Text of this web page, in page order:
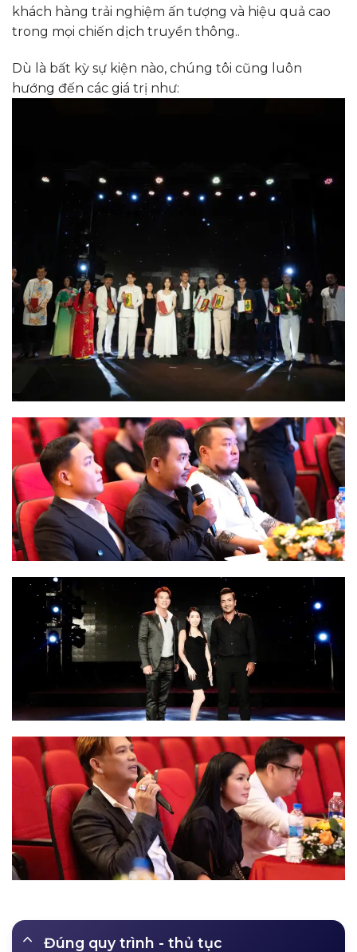
khách hàng trải nghiệm ấn tượng và hiệu quả cao
trong mọi chiến dịch truyền thông..
Dù là bất kỳ sự kiện nào, chúng tôi cũng luôn
hướng đến các giá trị như:
Đúng quy trình - thủ tục